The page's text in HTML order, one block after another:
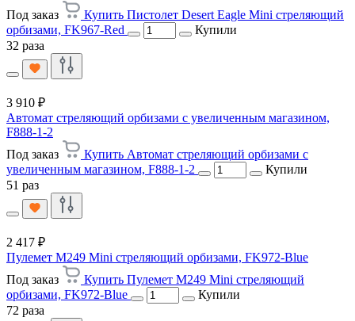
Под заказ
Купить Пистолет Desert Eagle Mini стреляющий
орбизами, FK967-Red
Купили
32 раза
3 910 ₽
Автомат стреляющий орбизами с увеличенным магазином,
F888-1-2
Под заказ
Купить Автомат стреляющий орбизами с
увеличенным магазином, F888-1-2
Купили
51 раз
2 417 ₽
Пулемет M249 Mini стреляющий орбизами, FK972-Blue
Под заказ
Купить Пулемет M249 Mini стреляющий
орбизами, FK972-Blue
Купили
72 раза